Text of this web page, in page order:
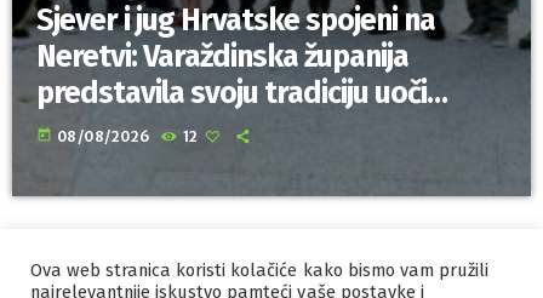
Sjever i jug Hrvatske spojeni na
Neretvi: Varaždinska županija
predstavila svoju tradiciju uoči
Maratona lađa
today 08/08/2026 12
IZRADA I HOSTINGORBIS
Ova web stranica koristi kolačiće kako bismo vam pružili
najrelevantnije iskustvo pamteći vaše postavke i